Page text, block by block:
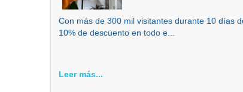
Con más de 300 mil visitantes durante 10 días
10% de descuento en todo e...
Leer más...